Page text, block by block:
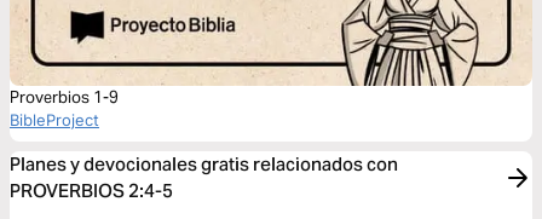
Proverbios 1-9
BibleProject
Planes y devocionales gratis relacionados con
PROVERBIOS 2:4-5